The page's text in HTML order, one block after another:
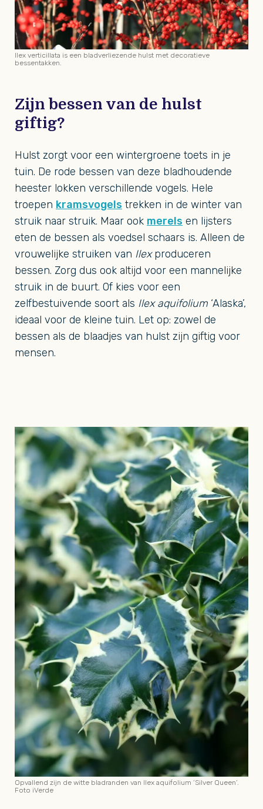
Zijn bessen van de hulst
giftig?
Hulst zorgt voor een wintergroene toets in je
tuin. De rode bessen van deze bladhoudende
heester lokken verschillende vogels. Hele
troepen kramsvogels trekken in de winter van
struik naar struik. Maar ook merels en lijsters
eten de bessen als voedsel schaars is. Alleen de
vrouwelijke struiken van Ilexproduceren
bessen. Zorg dus ook altijd voor een mannelijke
struik in de buurt. Of kies voor een
zelfbestuivende soort als Ilex aquifolium ‘Alaska’,
ideaal voor de kleine tuin. Let op: zowel de
bessen als de blaadjes van hulst zijn giftig voor
mensen.
Ilex verticillata is een bladverliezende hulst met decoratieve
bessentakken.
Opvallend zijn de witte bladranden van Ilex aquifolium ‘Silver Queen’.
Foto iVerde